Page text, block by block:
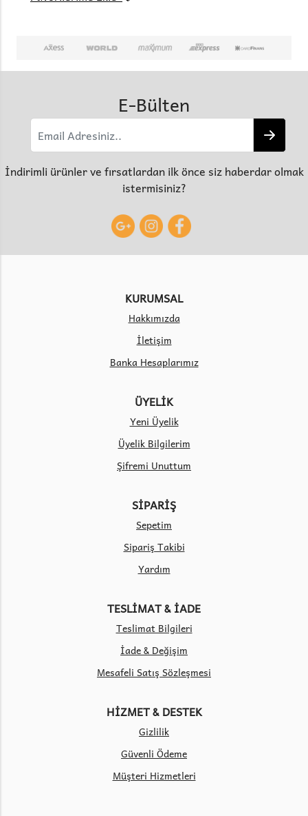
E-Bülten
İndirimli ürünler ve fırsatlardan ilk önce siz haberdar olmak
istermisiniz?
KURUMSAL
Hakkımızda
İletişim
Banka Hesaplarımız
ÜYELİK
Yeni Üyelik
Üyelik Bilgilerim
Şifremi Unuttum
SİPARİŞ
Sepetim
Sipariş Takibi
Yardım
TESLİMAT & İADE
Teslimat Bilgileri
İade & Değişim
Mesafeli Satış Sözleşmesi
HİZMET & DESTEK
Gizlilik
Güvenli Ödeme
Müşteri Hizmetleri